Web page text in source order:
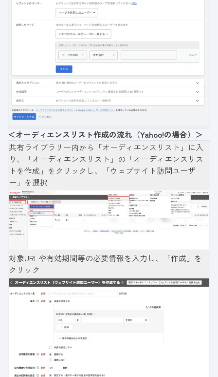
＜オーディエンスリスト作成の流れ（Yahoo!の場合）＞
共有ライブラリー内から「オーディエンスリスト」に入
り、「オーディエンスリスト」の「オーディエンスリス
トを作成」をクリックし、「ウェブサイト訪問ユーザ
ー」を選択
対象URLや有効期間等の必要情報を入力し、「作成」を
クリック